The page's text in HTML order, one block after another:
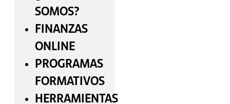
SOMOS?
FINANZAS
ONLINE
PROGRAMAS
FORMATIVOS
HERRAMIENTAS